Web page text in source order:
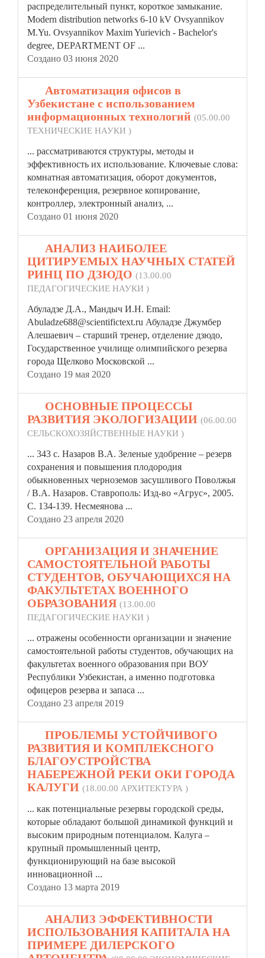
распределительный пункт, короткое замыкание.
Modern distribution networks 6-10 kV Ovsyannikov
M.Yu. Ovsyannikov Maxim Yurievich - Bachelor's
degree, DEPARTMENT OF ...
Создано 03 июня 2020
Автоматизация офисов в
Узбекистане с использованием
информационных технологий (05.00.00
ТЕХНИЧЕСКИЕ НАУКИ )
... рассматриваются структуры, методы и
эффективность их использование. Ключевые слова:
комнатная автоматизация, оборот документов,
телеконференция, резервное копирование,
контроллер, электронный анализ, ...
Создано 01 июня 2020
АНАЛИЗ НАИБОЛЕЕ
ЦИТИРУЕМЫХ НАУЧНЫХ СТАТЕЙ
РИНЦ ПО ДЗЮДО (13.00.00
ПЕДАГОГИЧЕСКИЕ НАУКИ )
Абуладзе Д.А., Мандыч И.Н. Email:
Abuladze688@scientifictext.ru Абуладзе Джумбер
Алешаевич – старший тренер, отделение дзюдо,
Государственное училище олимпийского резерва
города Щелково Московской ...
Создано 19 мая 2020
ОСНОВНЫЕ ПРОЦЕССЫ
РАЗВИТИЯ ЭКОЛОГИЗАЦИИ (06.00.00
СЕЛЬСКОХОЗЯЙСТВЕННЫЕ НАУКИ )
... 343 с. Назаров В.А. Зеленые удобрение – резерв
сохранения и повышения плодородия
обыкновенных черноземов засушливого Поволжья
/ В.А. Назаров. Ставрополь: Изд-во «Агрус», 2005.
С. 134-139. Несмеянова ...
Создано 23 апреля 2020
ОРГАНИЗАЦИЯ И ЗНАЧЕНИЕ
САМОСТОЯТЕЛЬНОЙ РАБОТЫ
СТУДЕНТОВ, ОБУЧАЮЩИХСЯ НА
ФАКУЛЬТЕТАХ ВОЕННОГО
ОБРАЗОВАНИЯ (13.00.00
ПЕДАГОГИЧЕСКИЕ НАУКИ )
... отражены особенности организации и значение
самостоятельной работы студентов, обучающих на
факультетах военного образования при ВОУ
Республики Узбекистан, а именно подготовка
офицеров резерва и запаса ...
Создано 23 апреля 2019
ПРОБЛЕМЫ УСТОЙЧИВОГО
РАЗВИТИЯ И КОМПЛЕКСНОГО
БЛАГОУСТРОЙСТВА
НАБЕРЕЖНОЙ РЕКИ ОКИ ГОРОДА
КАЛУГИ (18.00.00 АРХИТЕКТУРА )
... как потенциальные резервы городской среды,
которые обладают большой динамикой функций и
высоким природным потенциалом. Калуга –
крупный промышленный центр,
функционирующий на базе высокой
инновационной ...
Создано 13 марта 2019
АНАЛИЗ ЭФФЕКТИВНОСТИ
ИСПОЛЬЗОВАНИЯ КАПИТАЛА НА
ПРИМЕРЕ ДИЛЕРСКОГО